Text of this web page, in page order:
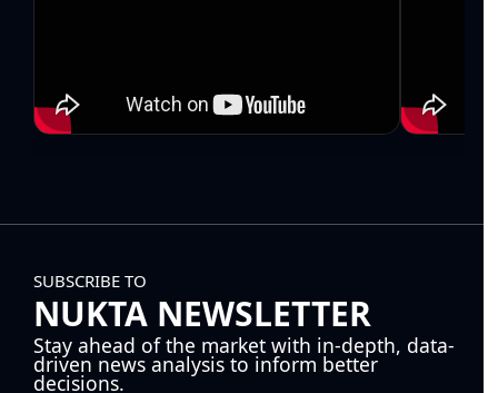
SUBSCRIBE TO
NUKTA NEWSLETTER
Stay ahead of the market with in-depth, data-
driven news analysis to inform better
decisions.